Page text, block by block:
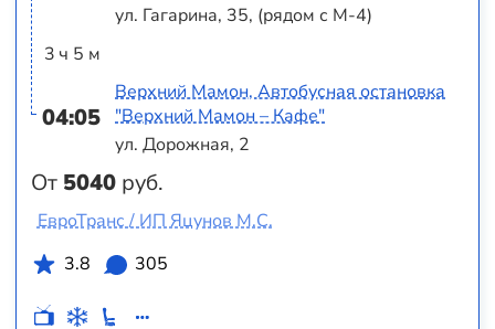
3 ч 5 м
04:05
От 5040 руб.
ул. Гагарина, 35, (рядом с М-4)
Верхний Мамон, Автобусная остановка
"Верхний Мамон – Кафе"
ул. Дорожная, 2
ЕвроТранс / ИП Яцунов М.С.
3.8
305